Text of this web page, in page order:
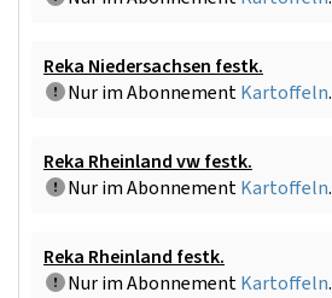
Reka Niedersachsen festk.
Nur im AbonnementKartoffeln.
Reka Rheinland vw festk.
Nur im AbonnementKartoffeln.
Reka Rheinland festk.
Nur im AbonnementKartoffeln.